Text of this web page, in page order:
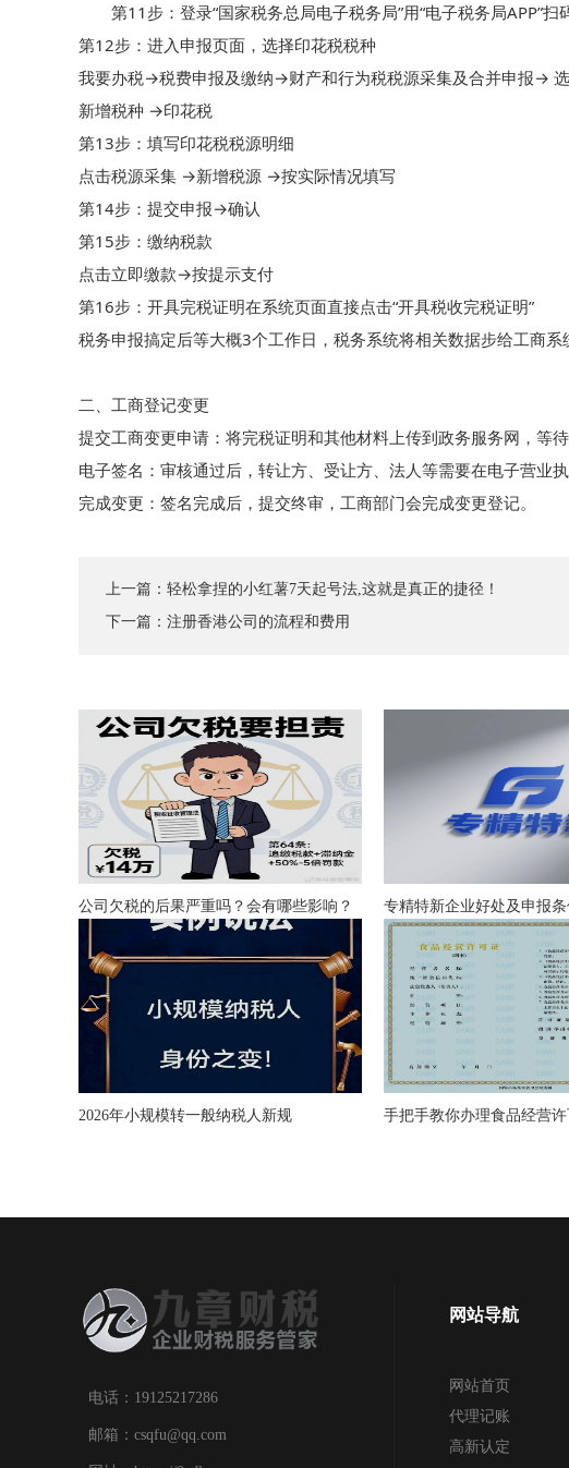
第11步：登录“国家税务总局电子税务局”用“电子税务局APP”扫
第12步：进入申报页面，选择印花税税种
我要办税→税费申报及缴纳→财产和行为税税源采集及合并申报→
新增税种 →印花税
第13步：填写印花税税源明细
点击税源采集 →新增税源 →按实际情况填写
第14步：提交申报→确认
第15步：缴纳税款
点击立即缴款→按提示支付
第16步：开具完税证明在系统页面直接点击“开具税收完税证明”
税务申报搞定后等大概3个工作日，税务系统将相关数据步给工商系
二、工商登记变更
提交工商变更申请：将完税证明和其他材料上传到政务服务网，等待
电子签名：审核通过后，转让方、受让方、法人等需要在电子营业执
完成变更：签名完成后，提交终审，工商部门会完成变更登记。
上一篇： 轻松拿捏的小红薯7天起号法,这就是真正的捷径！
下一篇： 注册香港公司的流程和费用
公司欠税的后果严重吗？会有哪些影响？ 专精特新企业好处及申报
2026年小规模转一般纳税人新规 手把手教你办理食品经营许
电话：19125217286
邮箱：csqfu@qq.com
网站导航
网站首页
代理记账
高新认定